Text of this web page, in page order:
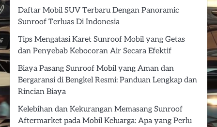
Daftar Mobil SUV Terbaru Dengan Panoramic
Sunroof Terluas Di Indonesia
Tips Mengatasi Karet Sunroof Mobil yang Getas
dan Penyebab Kebocoran Air Secara Efektif
Biaya Pasang Sunroof Mobil yang Aman dan
Bergaransi di Bengkel Resmi: Panduan Lengkap dan
Rincian Biaya
Kelebihan dan Kekurangan Memasang Sunroof
Aftermarket pada Mobil Keluarga: Apa yang Perlu